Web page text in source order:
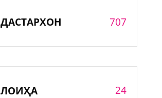
ДАСТАРХОН 707
ЛОИҲА 24